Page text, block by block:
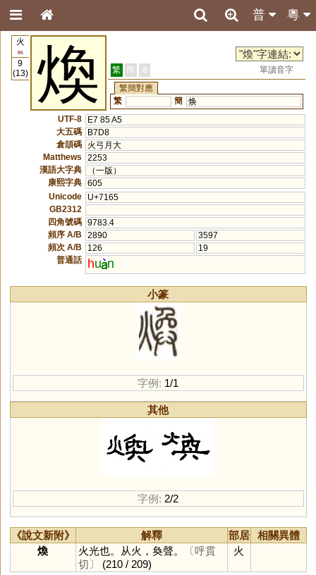
粵
普
火
86
9
(13)
煥 繁 簡 港
單讀音字
繁簡對應
繁
簡 焕
UTF-8
E7 85 A5
大五碼
B7D8
倉頡碼
火弓月大
Matthews
2253
漢語大字典
（一版）
康熙字典 605
Unicode
U+7165
GB2312
四角號碼 9783.4
頻序 A/B
2890
3597
頻次 A/B
126
19
普通話
hu n
小篆
字例: 1/1
其他
字例: 2/2
《說文新附》 解釋 部居
相關異體
煥
火光也。从火，奐聲。
〔呼貫
切〕
(210 / 209)
火